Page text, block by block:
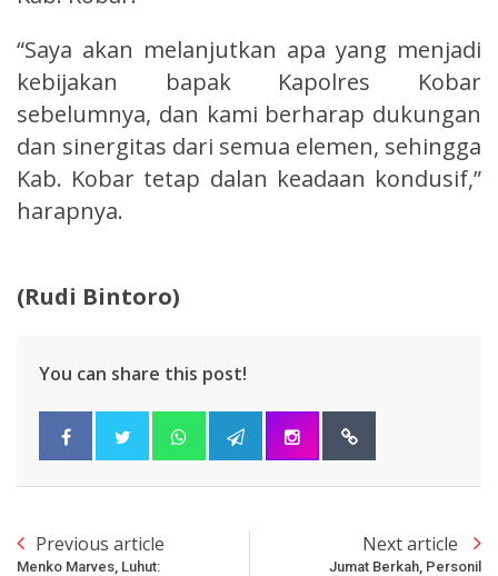
“Saya akan melanjutkan apa yang menjadi
kebijakan bapak Kapolres Kobar
sebelumnya, dan kami berharap dukungan
dan sinergitas dari semua elemen, sehingga
Kab. Kobar tetap dalan keadaan kondusif,”
harapnya.
(Rudi Bintoro)
You can share this post!
Previous article
Menko Marves, Luhut:
Next article
Jumat Berkah, Personil